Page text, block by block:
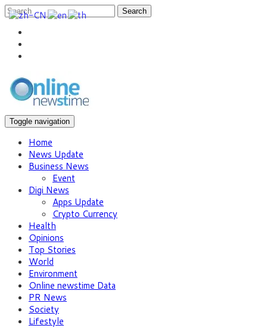
Search
Toggle navigation
Home
News Update
Business News
Event
Digi News
Apps Update
Crypto Currency
Health
Opinions
Top Stories
World
Environment
Online newstime Data
PR News
Society
Lifestyle